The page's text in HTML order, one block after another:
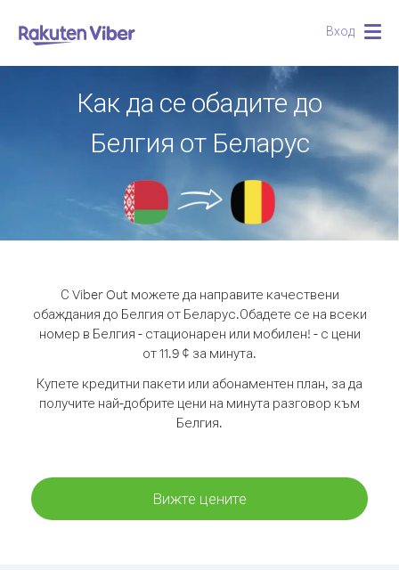
Вход
Как да се обадите до
Белгия от Беларус
С Viber Out можете да направите качествени
обаждания до Белгия от Беларус.Обадете се на всеки
номер в Белгия - стационарен или мобилен! - с цени
от 11.9 ¢ за минута.
Купете кредитни пакети или абонаментен план, за да
получите най-добрите цени на минута разговор към
Белгия.
Вижте цените